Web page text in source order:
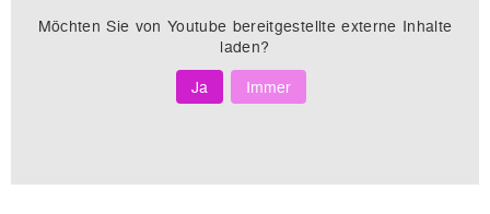
Möchten Sie von Youtube bereitgestellte externe Inhalte
laden?
Ja
Immer